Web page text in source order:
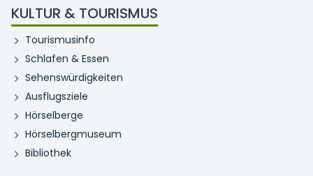
KULTUR & TOURISMUS
Tourismusinfo
Schlafen & Essen
Sehenswürdigkeiten
Ausflugsziele
Hörselberge
Hörselbergmuseum
Bibliothek